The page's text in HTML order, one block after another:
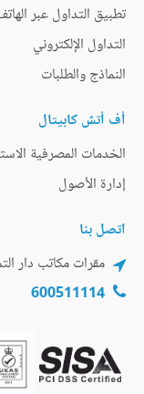
تطبيق التداول عبر الهاتف
التداول الإلكتروني
النماذج والطلبات
أف أتش كابيتال
الخدمات المصرفية
إدارة الأصول
اتصل بنا
مقرات مكاتب دار
600511114